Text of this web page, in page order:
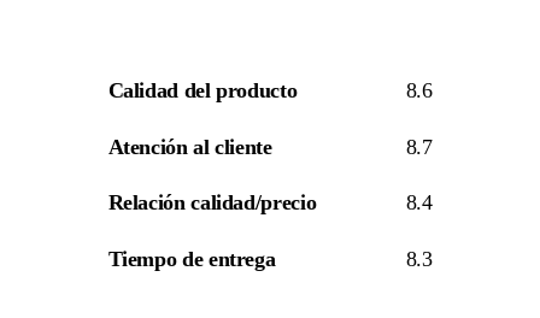
Calidad del producto 8.6
Atención al cliente 8.7
Relación calidad/precio 8.4
Tiempo de entrega 8.3